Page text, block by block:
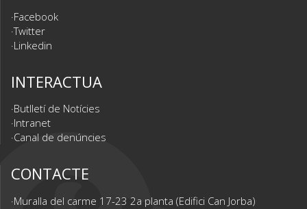
Facebook
Twitter
Linkedin
INTERACTUA
Butlletí de Notícies
Intranet
Canal de denúncies
CONTACTE
Muralla del carme 17-23 2a planta (Edifici Can Jorba)